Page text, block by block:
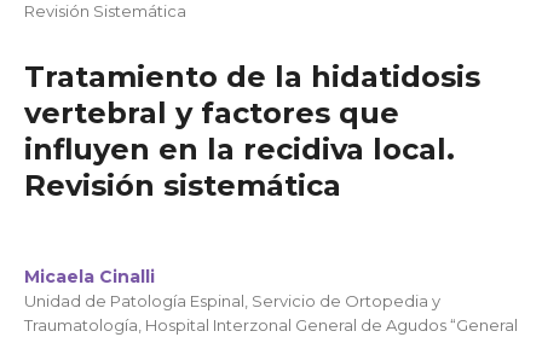
Revisión Sistemática
Tratamiento de la hidatidosis
vertebral y factores que
influyen en la recidiva local.
Revisión sistemática
Micaela Cinalli
Unidad de Patología Espinal, Servicio de Ortopedia y
Traumatología, Hospital Interzonal General de Agudos “General